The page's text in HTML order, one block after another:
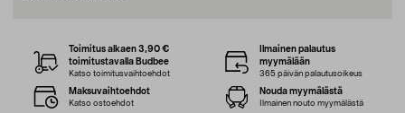
Toimitus alkaen 3,90 €
toimitustavalla Budbee
Katso toimitusvaihtoehdot
Ilmainen palautus
myymälään
365 päivän palautusoikeus
Maksuvaihtoehdot
Katso ostoehdot
Nouda myymälästä
Ilmainen nouto myymälästä